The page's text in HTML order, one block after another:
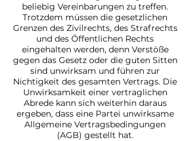
beliebig Vereinbarungen zu treffen.
Trotzdem müssen die gesetzlichen
Grenzen des Zivilrechts, des Strafrechts
und des Öffentlichen Rechts
eingehalten werden, denn Verstöße
gegen das Gesetz oder die guten Sitten
sind unwirksam und führen zur
Nichtigkeit des gesamten Vertrags. Die
Unwirksamkeit einer vertraglichen
Abrede kann sich weiterhin daraus
ergeben, dass eine Partei unwirksame
Allgemeine Vertragsbedingungen
(AGB) gestellt hat.